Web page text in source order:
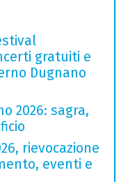
gratuiti e
Dugnano
2026: sagra,
rievocazione
eventi e